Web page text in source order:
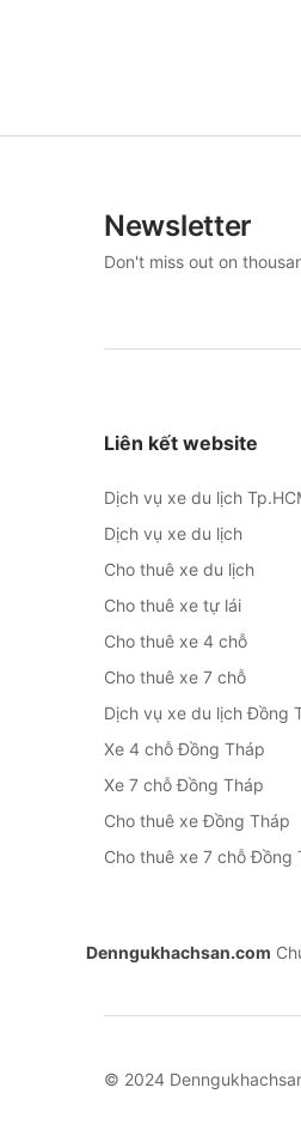
Newsletter
Don't miss out on
Liên kết website
Dịch vụ xe du lịch
Dịch vụ xe du lịch
Cho thuê xe du lịch
Cho thuê xe tự lái
Cho thuê xe 4 chỗ
Cho thuê xe 7 chỗ
Dịch vụ xe du lịch Đồng
Xe 4 chỗ Đồng Tháp
Xe 7 chỗ Đồng Tháp
Cho thuê xe Đồng Tháp
Cho thuê xe 7 chỗ Đồng
Denngukhachsan.com
© 2024